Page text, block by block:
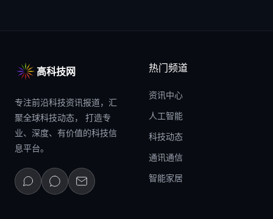
高科技网
专注前沿科技资讯报道，汇
聚全球科技动态， 打造专
业、深度、有价值的科技信
息平台。
热门频道
资讯中心
人工智能
科技动态
通讯通信
智能家居